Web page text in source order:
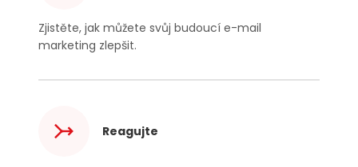
Zjistěte, jak můžete svůj budoucí e-mail
marketing zlepšit.
Reagujte